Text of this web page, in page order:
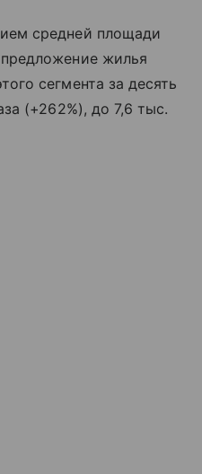
средней площади
жилья
сегмента за десять
(+262%), до 7,6 тыс.